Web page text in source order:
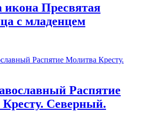
икона Пресвятая
с младенцем
Распятие
Северный.